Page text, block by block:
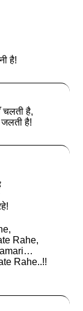
है!
चलती है,
जलती है!
Rahe,
Rahe..!!